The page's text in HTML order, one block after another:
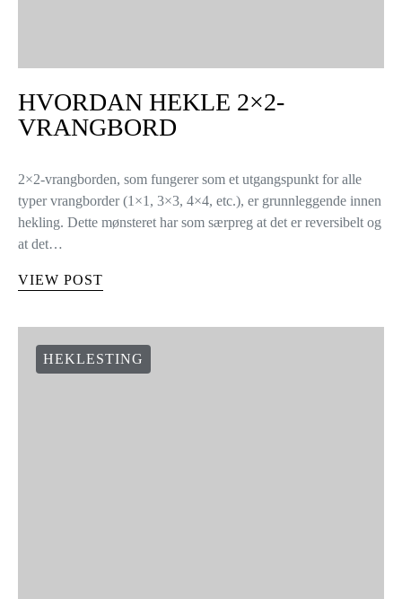
HVORDAN HEKLE 2×2-
VRANGBORD
2×2-vrangborden, som fungerer som et utgangspunkt for alle
typer vrangborder (1×1, 3×3, 4×4, etc.), er grunnleggende innen
hekling. Dette mønsteret har som særpreg at det er reversibelt og
at det…
VIEW POST
HEKLESTING